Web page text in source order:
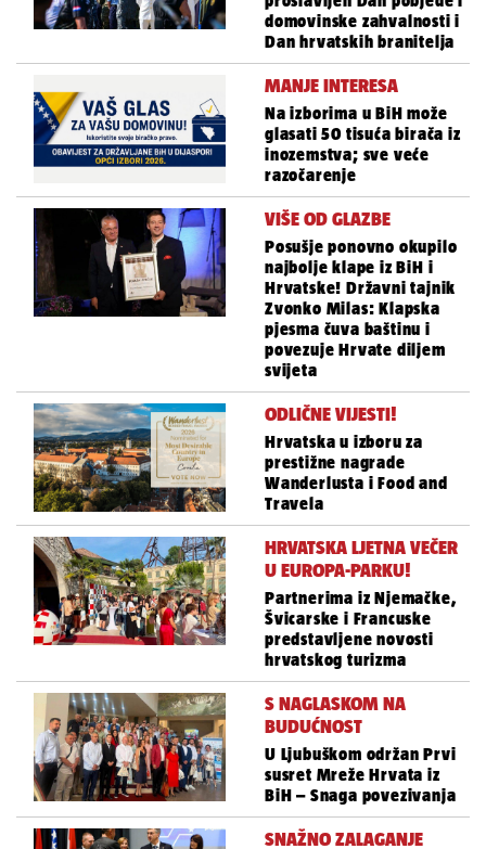
domovinske zahvalnosti i
Dan hrvatskih branitelja
MANJE INTERESA
Na izborima u BiH može
glasati 50 tisuća birača iz
inozemstva; sve veće
razočarenje
VIŠE OD GLAZBE
Posušje ponovno okupilo
najbolje klape iz BiH i
Hrvatske! Državni tajnik
Zvonko Milas: Klapska
pjesma čuva baštinu i
povezuje Hrvate diljem
svijeta
ODLIČNE VIJESTI!
Hrvatska u izboru za
prestižne nagrade
Wanderlusta i Food and
Travela
HRVATSKA LJETNA VEČER
U EUROPA-PARKU!
Partnerima iz Njemačke,
Švicarske i Francuske
predstavljene novosti
hrvatskog turizma
S NAGLASKOM NA
BUDUĆNOST
U Ljubuškom održan Prvi
susret Mreže Hrvata iz
BiH – Snaga povezivanja
SNAŽNO ZALAGANJE